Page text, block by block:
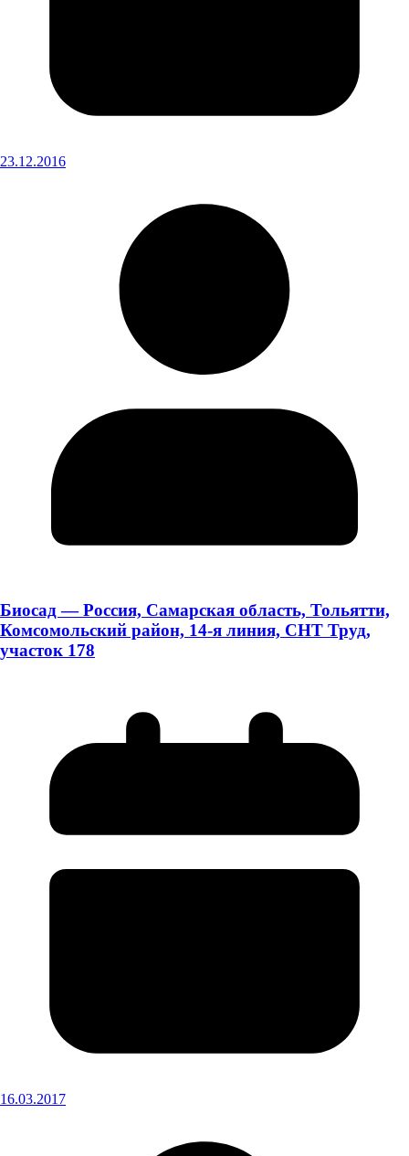
23.12.2016
Биосад — Россия, Самарская область, Тольятти,
Комсомольский район, 14-я линия, СНТ Труд,
участок 178
16.03.2017